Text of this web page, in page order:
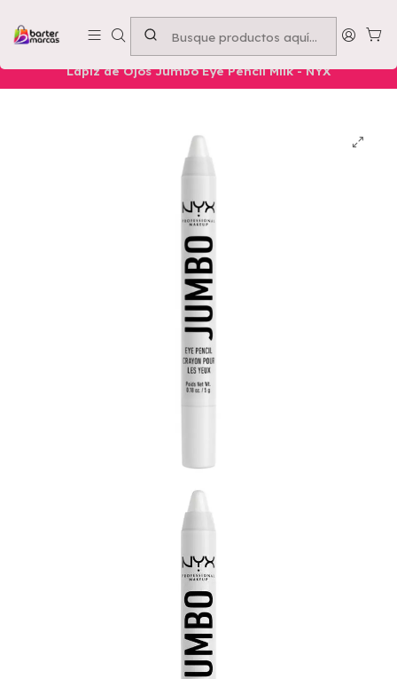
Emprende con nosotros -Compra mínima $50.000
Nuestros Productos Belleza Ojos
Lápiz de Ojos Jumbo Eye Pencil Milk - NYX